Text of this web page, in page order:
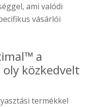
ami valódi
vásárlói
a
közkedvelt
termékkel